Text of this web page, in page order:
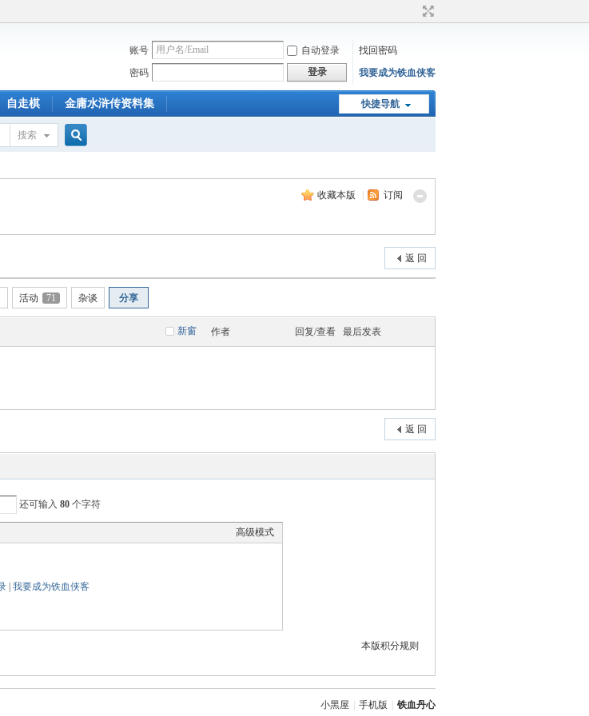
账号 自动登录
找回密码
密码
登录 我要成为铁血侠客
快捷导航
自走棋 金庸水浒传资料集
搜索
收藏本版 订阅
返 回
活动 71 杂谈 分享
新窗 作者 回复/查看 最后发表
返 回
还可输入 80 个字符
高级模式
| 我要成为铁血侠客
本版积分规则
小黑屋 手机版 铁血丹心